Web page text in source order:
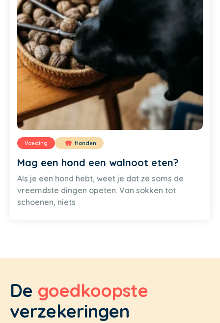
Voeding Honden
Mag een hond een walnoot eten?
Als je een hond hebt, weet je dat ze soms de
vreemdste dingen opeten. Van sokken tot
schoenen, niets
De goedkoopste
verzekeringen